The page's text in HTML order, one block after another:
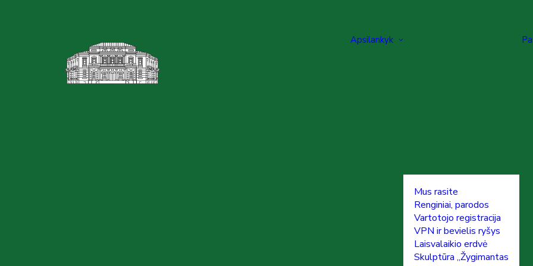
Apsilankyk
Mus rasite
Renginiai, parodos
Vartotojo registracija
VPN ir bevielis ryšys
Laisvalaikio erdvė
Skulptūra „Žygimantas